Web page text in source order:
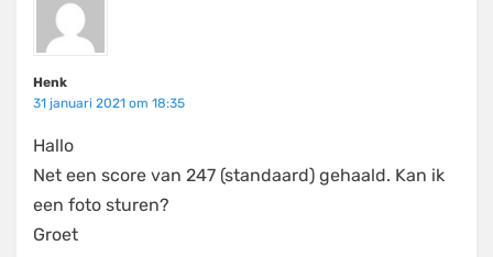
Henk
31 januari 2021 om 18:35
Hallo
Net een score van 247 (standaard) gehaald. Kan ik
een foto sturen?
Groet